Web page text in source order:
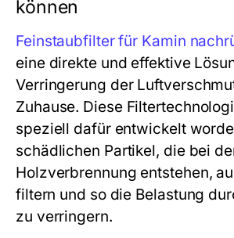
können
Feinstaubfilter für Kamin
eine direkte und effektive
Verringerung der
Zuhause. Diese
speziell dafür entwickelt
schädlichen Partikel, die bei
Holzverbrennung entstehen,
filtern und so die Belastung
zu verringern.